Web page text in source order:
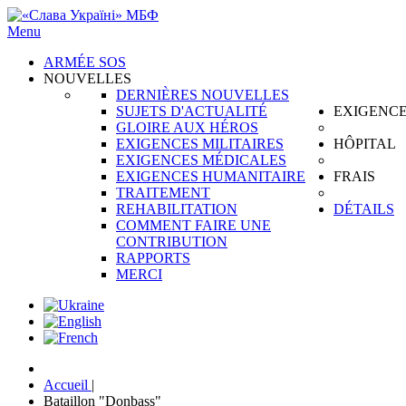
Menu
ARMÉE SOS
NOUVELLES
DERNIÈRES NOUVELLES
SUJETS D'ACTUALITÉ
GLOIRE AUX HÉROS
EXIGENCES MILITAIRES
EXIGENCES MÉDICALES
EXIGENCES HUMANITAIRE
HÔPITAL
TRAITEMENT
REHABILITATION
FRAIS
COMMENT FAIRE UNE
CONTRIBUTION
RAPPORTS
MERCI
DÉTAILS
Accueil |
Bataillon "Donbass"